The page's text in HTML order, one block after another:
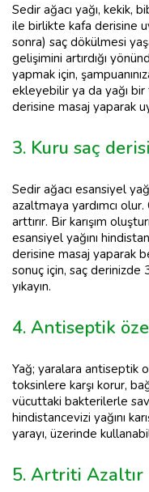
Sedir ağacı yağı, kekik,
ile birlikte kafa derisine
sonra) saç dökülmesi
gelişimini artırdığı
yapmak için,
ekleyebilir ya da yağı bir
derisine masaj yaparak
3. Kuru saç derisi
Sedir ağacı esansiyel
azaltmaya yardımcı olur.
arttırır. Bir karışım
esansiyel yağını
derisine masaj yaparak
sonuç için, saç derinizde
yıkayın.
4. Antiseptik
Yağ; yaralara antiseptik
toksinlere karşı korur,
vücuttaki bakterilerle
hindistancevizi yağını
yarayı, üzerinde
5. Artriti Azaltır